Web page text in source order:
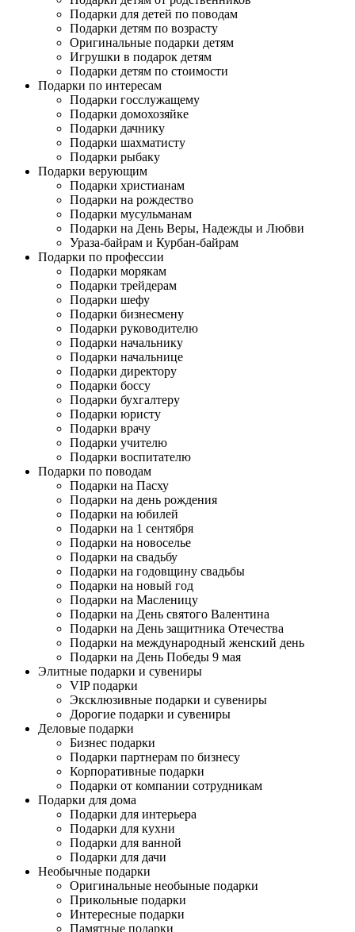
Подарки для детей по поводам
Подарки детям по возрасту
Оригинальные подарки детям
Игрушки в подарок детям
Подарки детям по стоимости
Подарки по интересам
Подарки госслужащему
Подарки домохозяйке
Подарки дачнику
Подарки шахматисту
Подарки рыбаку
Подарки верующим
Подарки христианам
Подарки на рождество
Подарки мусульманам
Подарки на День Веры, Надежды и Любви
Ураза-байрам и Курбан-байрам
Подарки по профессии
Подарки морякам
Подарки трейдерам
Подарки шефу
Подарки бизнесмену
Подарки руководителю
Подарки начальнику
Подарки начальнице
Подарки директору
Подарки боссу
Подарки бухгалтеру
Подарки юристу
Подарки врачу
Подарки учителю
Подарки воспитателю
Подарки по поводам
Подарки на Пасху
Подарки на день рождения
Подарки на юбилей
Подарки на 1 сентября
Подарки на новоселье
Подарки на свадьбу
Подарки на годовщину свадьбы
Подарки на новый год
Подарки на Масленицу
Подарки на День святого Валентина
Подарки на День защитника Отечества
Подарки на международный женский день
Подарки на День Победы 9 мая
Элитные подарки и сувениры
VIP подарки
Эксклюзивные подарки и сувениры
Дорогие подарки и сувениры
Деловые подарки
Бизнес подарки
Подарки партнерам по бизнесу
Корпоративные подарки
Подарки от компании сотрудникам
Подарки для дома
Подарки для интерьера
Подарки для кухни
Подарки для ванной
Подарки для дачи
Необычные подарки
Оригинальные необыные подарки
Прикольные подарки
Интересные подарки
Памятные подарки